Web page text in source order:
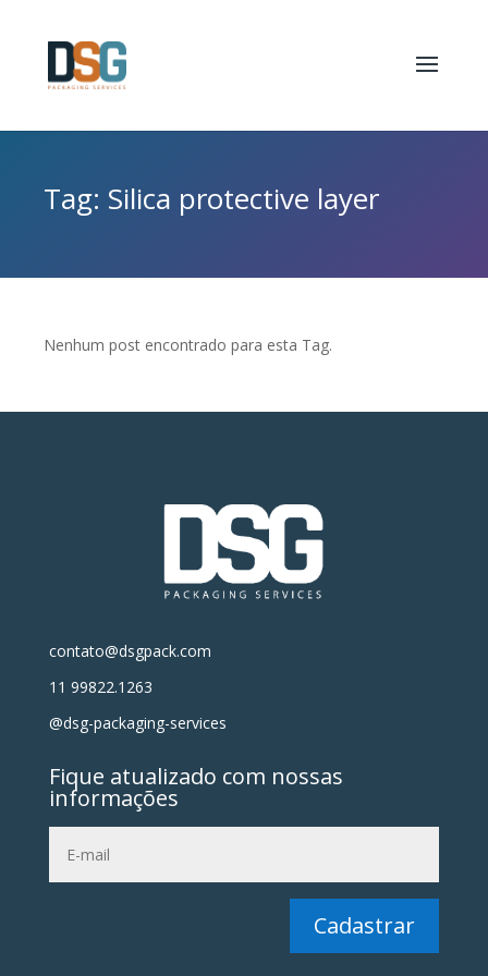
Tag: Silica protective layer
Nenhum post encontrado para esta Tag.
contato@dsgpack.com
11 99822.1263
@dsg-packaging-services
Fique atualizado com nossas
informações
Cadastrar